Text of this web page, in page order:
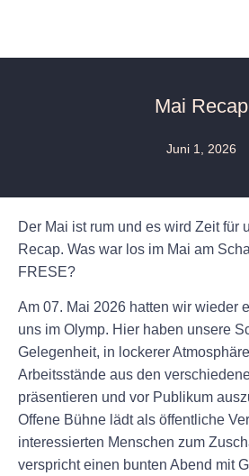
Mai Recap
Juni 1, 2026
Der Mai ist rum und es wird Zeit für
Recap. Was war los im Mai am
FRESE?
Am 07. Mai 2026 hatten wir wieder
uns im Olymp. Hier haben unsere
Gelegenheit, in lockerer
Arbeitsstände aus den
präsentieren und vor Publikum
Offene Bühne lädt als öffentliche
interessierten Menschen zum
verspricht einen bunten Abend mit